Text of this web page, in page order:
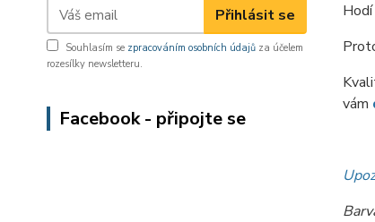
Přihlásit se
Souhlasím se zpracováním osobních údajů za účelem
rozesílky newsletteru.
Facebook - připojte se
vám